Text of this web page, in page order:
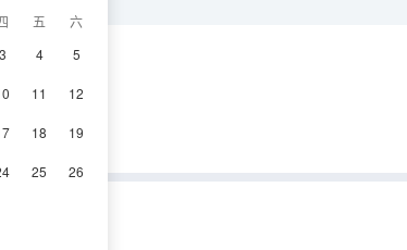
五
六
3 4 5
11 12
18 19
25 26